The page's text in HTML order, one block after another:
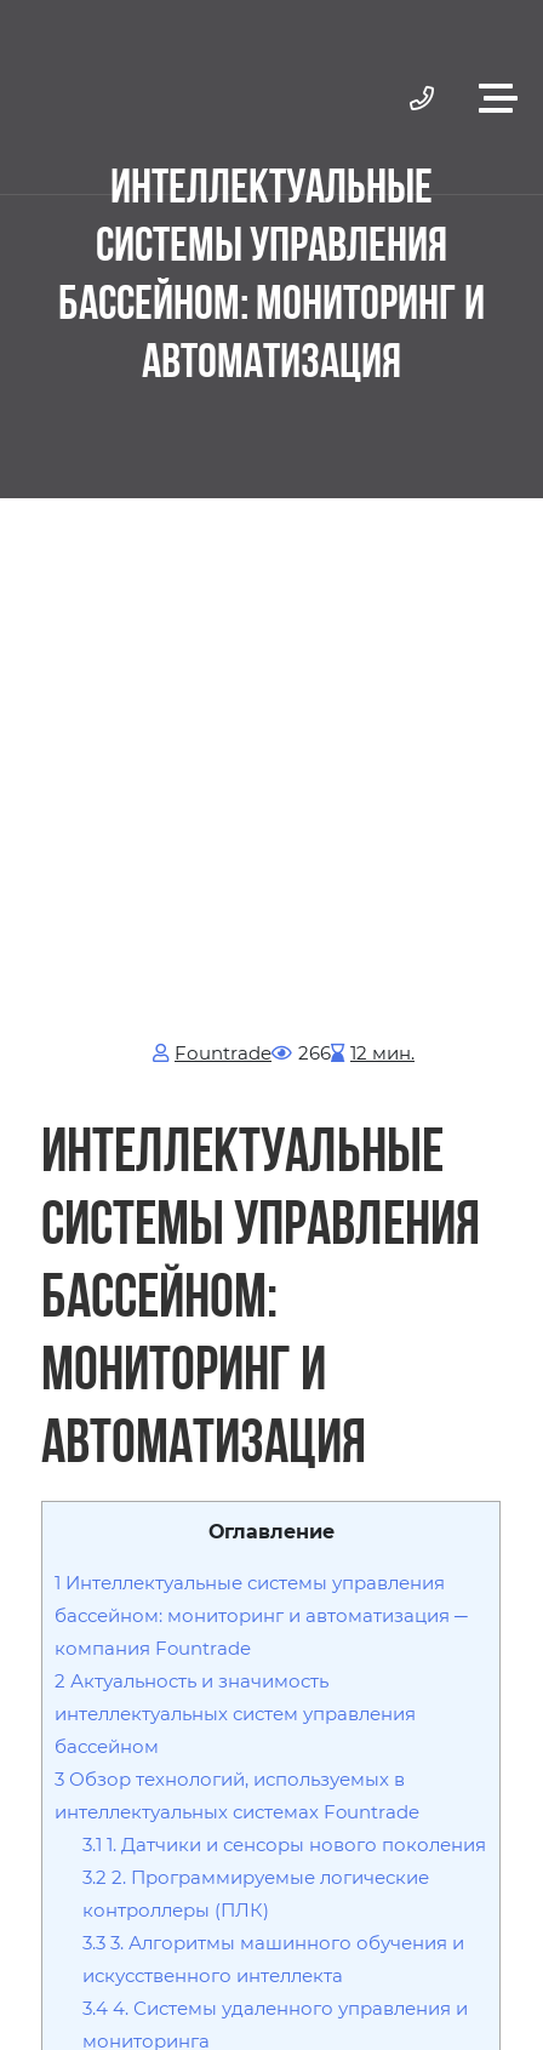
ИНТЕЛЛЕКТУАЛЬНЫЕ
СИСТЕМЫ УПРАВЛЕНИЯ
БАССЕЙНОМ: МОНИТОРИНГ И
АВТОМАТИЗАЦИЯ
Fоuntrade 266 12 мин.
Интеллектуальные
системы управления
бассейном:
мониторинг и
автоматизация
Оглавление
1 Интеллектуальные системы управления
бассейном: мониторинг и автоматизация ─
компания Fountrade
2 Актуальность и значимость
интеллектуальных систем управления
бассейном
3 Обзор технологий, используемых в
интеллектуальных системах Fountrade
3.1 1. Датчики и сенсоры нового поколения
3.2 2. Программируемые логические
контроллеры (ПЛК)
3.3 3. Алгоритмы машинного обучения и
искусственного интеллекта
3.4 4. Системы удаленного управления и
мониторинга